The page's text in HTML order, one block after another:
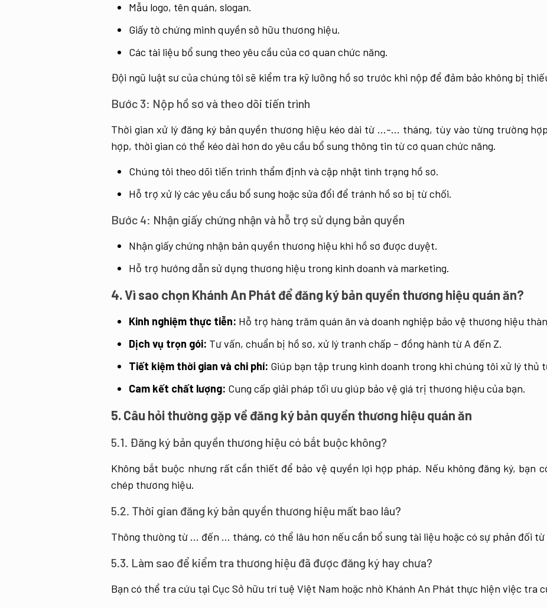
Mẫu logo, tên quán, slogan.
Giấy tờ chứng minh quyền sở hữu thương hiệu.
Các tài liệu bổ sung theo yêu cầu của cơ quan chức năng.
Đội ngũ luật sư của chúng tôi sẽ kiểm tra kỹ lưỡng hồ sơ trước khi nộp để đảm bảo không bị
Bước 3: Nộp hồ sơ và theo dõi tiến trình
Thời gian xử lý đăng ký bản quyền thương hiệu kéo dài từ …-… tháng, tùy vào từng trường
hợp, thời gian có thể kéo dài hơn do yêu cầu bổ sung thông tin từ cơ quan chức năng.
Chúng tôi theo dõi tiến trình thẩm định và cập nhật tình trạng hồ sơ.
Hỗ trợ xử lý các yêu cầu bổ sung hoặc sửa đổi để tránh hồ sơ bị từ chối.
Bước 4: Nhận giấy chứng nhận và hỗ trợ sử dụng bản quyền
Nhận giấy chứng nhận bản quyền thương hiệu khi hồ sơ được duyệt.
Hỗ trợ hướng dẫn sử dụng thương hiệu trong kinh doanh và marketing.
4. Vì sao chọn Khánh An Phát để đăng ký bản quyền thương hiệu quán ăn?
Kinh nghiệm thực tiễn: Hỗ trợ hàng trăm quán ăn và doanh nghiệp bảo vệ thương hiệu
Dịch vụ trọn gói: Tư vấn, chuẩn bị hồ sơ, xử lý tranh chấp – đồng hành từ A đến Z.
Tiết kiệm thời gian và chi phí: Giúp bạn tập trung kinh doanh trong khi chúng tôi xử lý thủ
Cam kết chất lượng: Cung cấp giải pháp tối ưu giúp bảo vệ giá trị thương hiệu của bạn.
5. Câu hỏi thường gặp về đăng ký bản quyền thương hiệu quán ăn
5.1. Đăng ký bản quyền thương hiệu có bắt buộc không?
Không bắt buộc nhưng rất cần thiết để bảo vệ quyền lợi hợp pháp. Nếu không đăng ký, bạn
chép thương hiệu.
5.2. Thời gian đăng ký bản quyền thương hiệu mất bao lâu?
Thông thường từ … đến … tháng, có thể lâu hơn nếu cần bổ sung tài liệu hoặc có sự phản đối từ
5.3. Làm sao để kiểm tra thương hiệu đã được đăng ký hay chưa?
Bạn có thể tra cứu tại Cục Sở hữu trí tuệ Việt Nam hoặc nhờ Khánh An Phát thực hiện việc tra